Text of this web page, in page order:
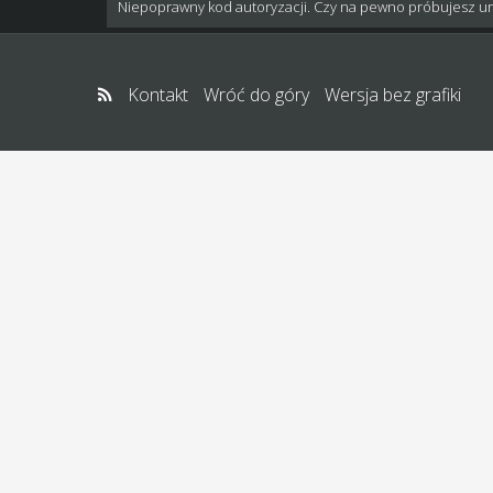
Niepoprawny kod autoryzacji. Czy na pewno próbujesz
Kontakt Wróć do góry Wersja bez grafiki